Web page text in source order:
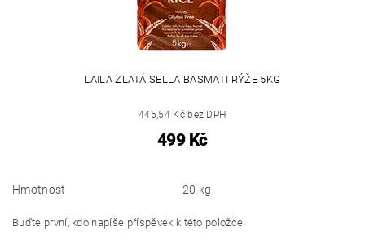
LAILA ZLATÁ SELLA BASMATI RÝŽE 5KG
445,54 Kč bez DPH
499 Kč
Hmotnost 20 kg
Buďte první, kdo napíše příspěvek k této položce.